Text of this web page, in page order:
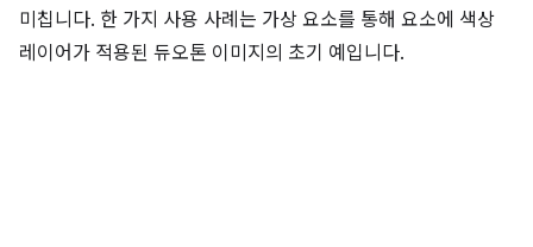
미칩니다. 한 가지 사용 사례는 가상 요소를 통해 요소에 색상
레이어가 적용된 듀오톤 이미지의 초기 예입니다.